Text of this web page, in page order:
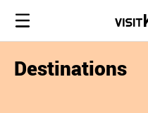
Destinations